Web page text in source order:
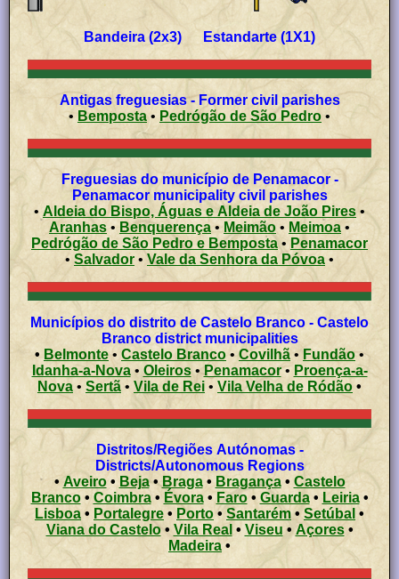
Bandeira (2x3) Estandarte (1X1)
Antigas freguesias - Former civil parishes
• Bemposta • Pedrógão de São Pedro •
Freguesias do município de Penamacor -
Penamacor municipality civil parishes
• Aldeia do Bispo, Águas e Aldeia de João Pires •
Aranhas • Benquerença • Meimão • Meimoa •
Pedrógão de São Pedro e Bemposta •Penamacor
• Salvador • Vale da Senhora da Póvoa •
Municípios do distrito de Castelo Branco - Castelo
Branco district municipalities
• Belmonte• Castelo Branco •Covilhã • Fundão•
Idanha-a-Nova• Oleiros•Penamacor• Proença-a-
Nova • Sertã • Vila de Rei • Vila Velha de Ródão •
Distritos/Regiões Autónomas -
Districts/Autonomous Regions
• Aveiro• Beja• Braga•Bragança• Castelo
Branco• Coimbra• Évora• Faro• Guarda• Leiria•
Lisboa • Portalegre • Porto• Santarém •Setúbal •
Viana do Castelo• Vila Real • Viseu • Açores•
Madeira •